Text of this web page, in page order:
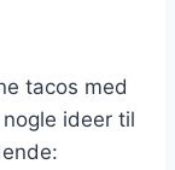
tacos med
ideer til